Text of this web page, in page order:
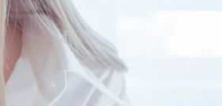
才是COS的极致！”她热爱《东方
》再到《东方Project》，ElyEE子的